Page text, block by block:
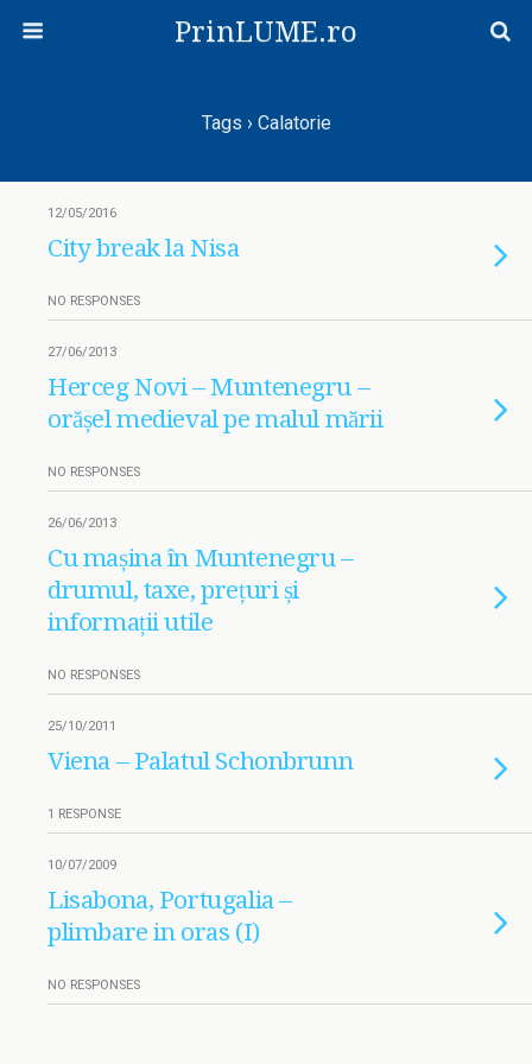
PrinLUME.ro
Tags › Calatorie
12/05/2016
City break la Nisa
NO RESPONSES
27/06/2013
Herceg Novi – Muntenegru –
orășel medieval pe malul mării
NO RESPONSES
26/06/2013
Cu mașina în Muntenegru –
drumul, taxe, prețuri și
informații utile
NO RESPONSES
25/10/2011
Viena – Palatul Schonbrunn
1 RESPONSE
10/07/2009
Lisabona, Portugalia –
plimbare in oras (I)
NO RESPONSES